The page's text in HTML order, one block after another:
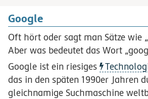
Google
Oft hört oder sagt man Sätze wie
Aber was bedeutet das Wort
Google ist ein riesiges
das in den späten 1990er Jahren
gleichnamige Suchmaschine